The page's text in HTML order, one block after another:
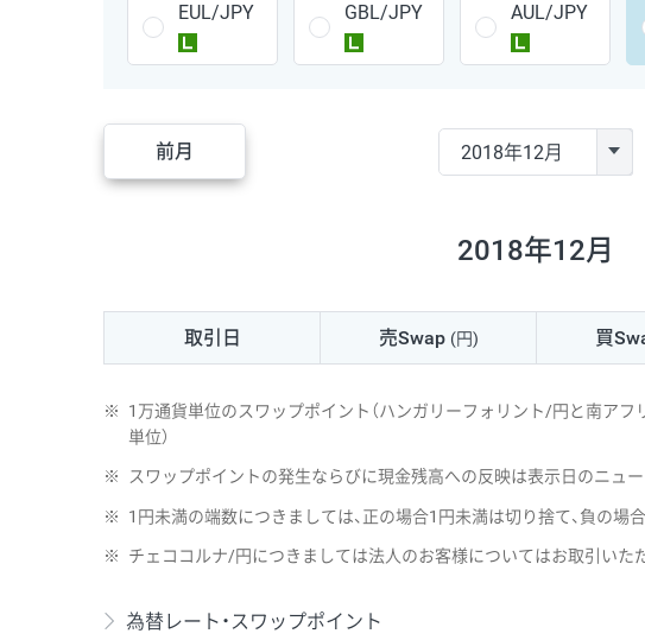
PLN/JPY 35円
HUF/JPY 16円
ZAR/JPY 130円
MXN/JPY 140円
AUD/USD
EUR/AUD 103円
EUL/JPY
GBL/JPY
AUL/JPY
前月
2018年12月
取引日 売Swap (円) 買
※
1万通貨単位のスワップポイント（ハンガリーフォリント/円と南ア
単位）
※ スワップポイントの発生ならびに現金残高への反映は表示日のニュ
※ 1円未満の端数につきましては、正の場合1円未満は切り捨て、負の場
※ チェココルナ/円につきましては法人のお客様についてはお取引いた
為替レート・スワップポイント